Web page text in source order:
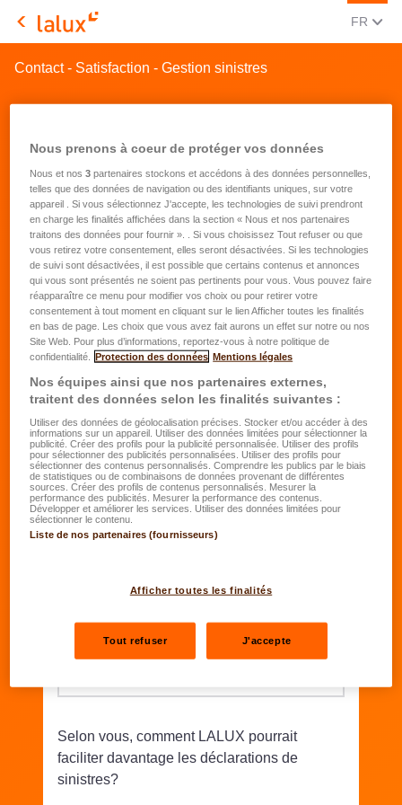
LALUX Assurances
FR
Contact - Satisfaction - Gestion sinistres
Votre satisfaction avec notre
gestion des sinistres
Bonjour, dans le but d’améliorer nos
prestations et notre qualité de service, nous
vous remercions de bien vouloir consacrer 5
minutes à répondre à quelques questions
concernant votre dernier sinistre.
De manière générale, quelle est votre degré
de satisfaction globale concernant le
traitement de votre dernier sinistre?
Satisfaction globale
Quel est votre degré de satisfaction
LALUX pour déclarer un sinistre ?
Selon vous, comment LALUX pourrait
faciliter davantage les déclarations de
sinistres?
Nous prenons à coeur de protéger vos données
Nous et nos3 partenaires stockons et accédons à des données personnelles,
telles que des données de navigation ou des identifiants uniques, sur votre
appareil . Si vous sélectionnez J'accepte, les technologies de suivi prendront
en charge les finalités affichées dans la section « Nous et nos partenaires
traitons des données pour fournir ». . Si vous choisissez Tout refuser ou que
vous retirez votre consentement, elles seront désactivées. Si les technologies
de suivi sont désactivées, il est possible que certains contenus et annonces
qui vous sont présentés ne soient pas pertinents pour vous. Vous pouvez faire
réapparaître ce menu pour modifier vos choix ou pour retirer votre
consentement à tout moment en cliquant sur le lien Afficher toutes les finalités
en bas de page. Les choix que vous avez fait aurons un effet sur notre ou nos
Site Web. Pour plus d’informations, reportez-vous à notre politique de
confidentialité.
Protection des données Mentions légales
Nos équipes ainsi que nos partenaires externes,
traitent des données selon les finalités suivantes :
Utiliser des données de géolocalisation précises. Stocker et/ou accéder à des
informations sur un appareil. Utiliser des données limitées pour sélectionner la
publicité. Créer des profils pour la publicité personnalisée. Utiliser des profils
pour sélectionner des publicités personnalisées. Utiliser des profils pour
sélectionner des contenus personnalisés. Comprendre les publics par le biais
de statistiques ou de combinaisons de données provenant de différentes
sources. Créer des profils de contenus personnalisés. Mesurer la
performance des publicités. Mesurer la performance des contenus.
Développer et améliorer les services. Utiliser des données limitées pour
sélectionner le contenu.
Liste de nos partenaires (fournisseurs)
Afficher toutes les finalités
Tout refuser J'accepte